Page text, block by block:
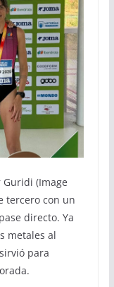
Guridi (Image
tercero con un
directo. Ya
metales al
para